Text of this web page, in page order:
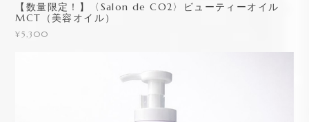
【数量限定！】〈Salon de CO2〉ビューティーオイル
MCT（美容オイル）
¥5,300